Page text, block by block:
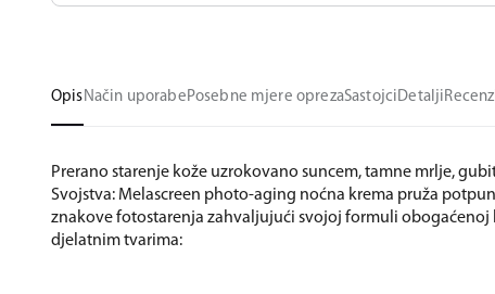
OpisNačin uporabePosebne mjere oprezaSastojciDetalji
Prerano starenje kože uzrokovano suncem, tamne mrlje,
Svojstva: Melascreen photo-aging noćna krema pruža
znakove fotostarenja zahvaljujući svojoj formuli
djelatnim tvarima: